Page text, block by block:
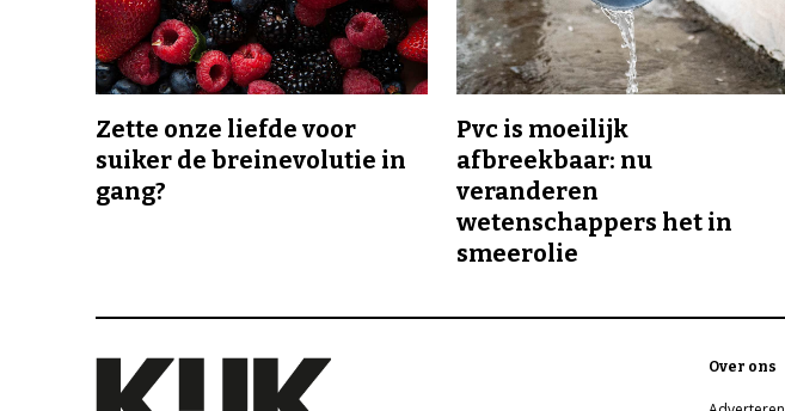
Zette onze liefde voor
suiker de breinevolutie in
gang?
Pvc is moeilijk
afbreekbaar: nu
veranderen
wetenschappers het in
smeerolie
Over ons